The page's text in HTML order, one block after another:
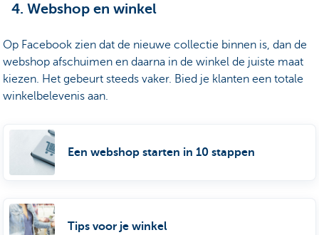
4. Webshop en winkel
Op Facebook zien dat de nieuwe collectie binnen is, dan de
webshop afschuimen en daarna in de winkel de juiste maat
kiezen. Het gebeurt steeds vaker. Bied je klanten een totale
winkelbelevenis aan.
Een webshop starten in 10 stappen
Tips voor je winkel